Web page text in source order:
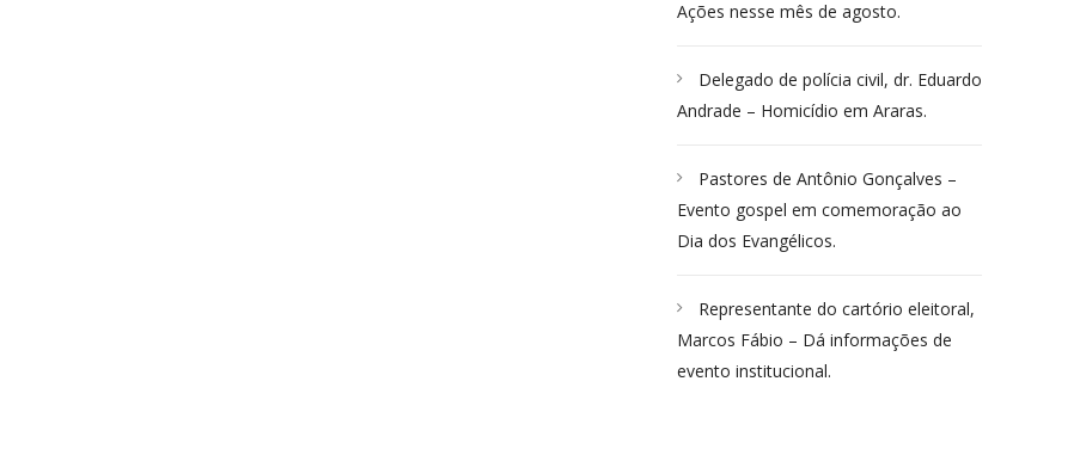
Ações nesse mês de agosto.
Delegado de polícia civil, dr. Eduardo
Andrade – Homicídio em Araras.
Pastores de Antônio Gonçalves –
Evento gospel em comemoração ao
Dia dos Evangélicos.
Representante do cartório eleitoral,
Marcos Fábio – Dá informações de
evento institucional.